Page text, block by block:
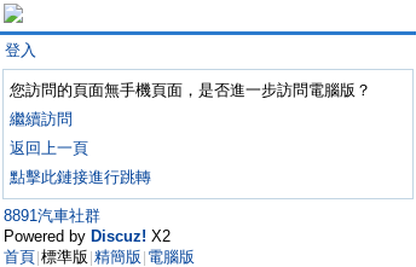
登入
您訪問的頁面無手機頁面，是否進一步訪問電腦版？
繼續訪問
返回上一頁
點擊此鏈接進行跳轉
8891汽車社群
Powered by Discuz! X2
首頁 標準版 精簡版 電腦版